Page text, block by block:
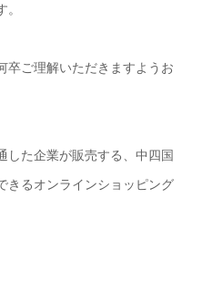
卒ご理解いただきますようお
した企業が販売する、中四国
きるオンラインショッピング